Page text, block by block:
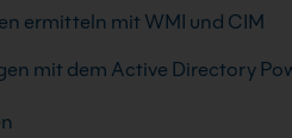
ermitteln mit WMI und CIM
mit dem Active Directory